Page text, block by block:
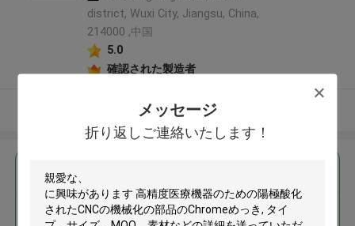
メッセージ
折り返しご連絡いたします！
district, Wuxi City, Jiangsu, China,
214000 ,中国
5.0
確認された製造者
多くを見て下さい
高精度医療機器のための陽極酸